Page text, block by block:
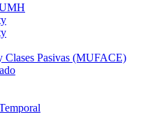
Clases Pasivas (MUFACE)